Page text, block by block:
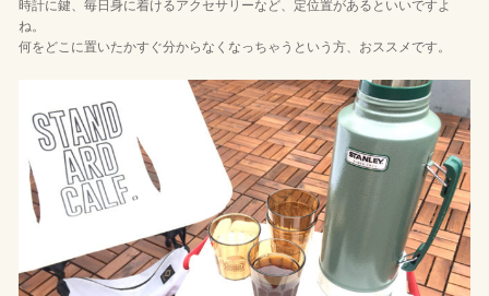
時計に鍵、毎日身に着けるアクセサリーなど、定位置があるといいですよ
ね。
何をどこに置いたかすぐ分からなくなっちゃうという方、おススメです。